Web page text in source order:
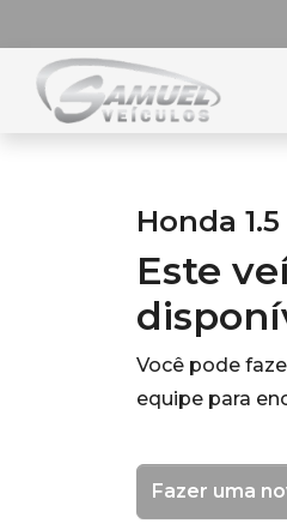
Honda 1.5
Este
Você pode
equipe para
Fazer uma